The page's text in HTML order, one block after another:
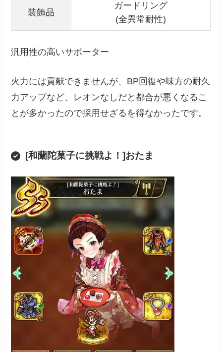
装飾品
ガードリング
(全異常耐性)
汎用性の高いサポーター
火力には貢献できませんが、BP回復や味方の耐久
力アップなど、レオンなしだと都合が悪くなるこ
とが多かったので採用せざるを得なかったです。
[和蘭陀菓子に挑戦よ！]おたま